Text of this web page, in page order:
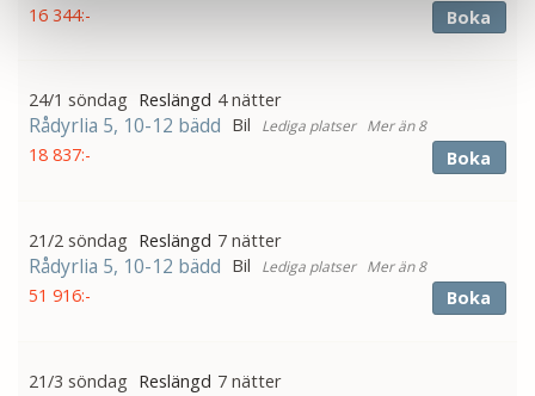
16 344:- Boka
24/1 söndag 4 nätter
Rådyrlia 5, 10-12 bädd Bil Mer än 8
18 837:- Boka
21/2 söndag 7 nätter
Rådyrlia 5, 10-12 bädd Bil Mer än 8
51 916:- Boka
21/3 söndag 7 nätter